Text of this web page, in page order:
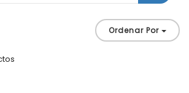
Ordenar Por